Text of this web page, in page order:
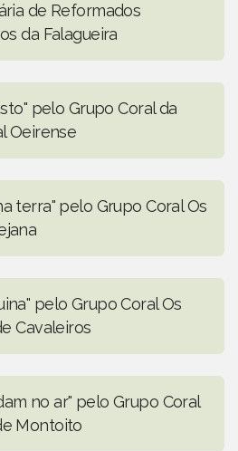
de Reformados
da Falagueira
pelo Grupo Coral da
Oeirense
terra" pelo Grupo Coral Os
pelo Grupo Coral Os
Cavaleiros
no ar" pelo Grupo Coral
Montoito